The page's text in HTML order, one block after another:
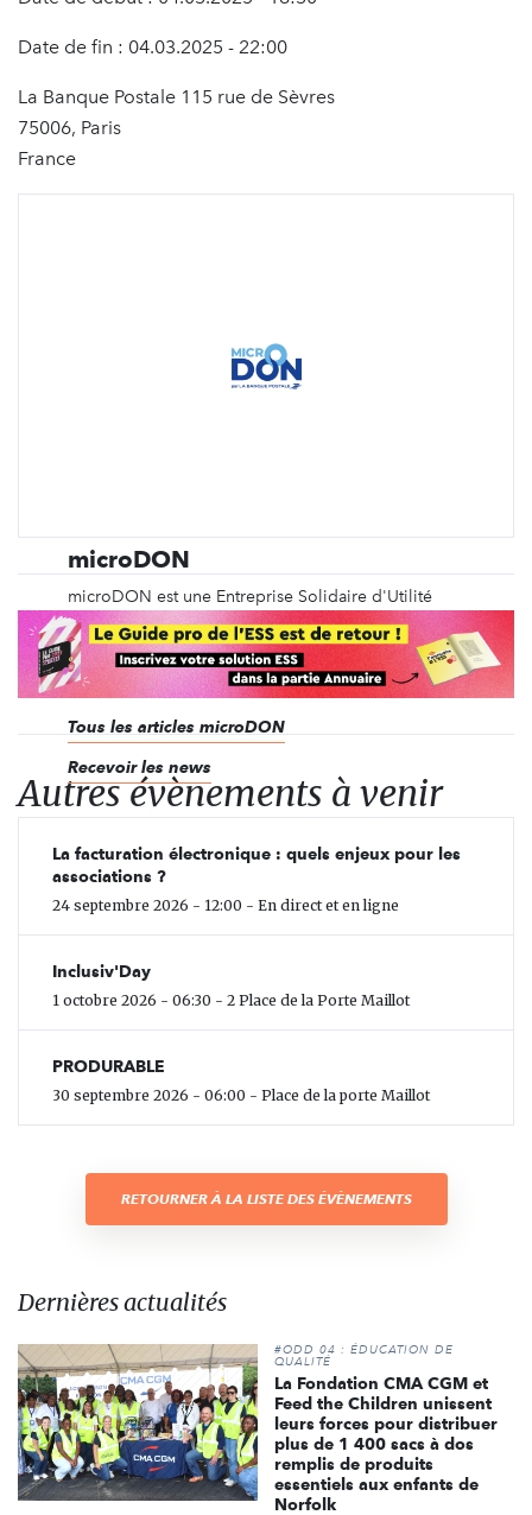
Date de fin : 04.03.2025 - 22:00
La Banque Postale 115 rue de Sèvres
75006, Paris
France
microDON
microDON est une Entreprise Solidaire d'Utilité
Sociale (ESUS) certifiée B-Corp, qui développe des
solutions innovantes pour les entreprises qui
veulent aider leurs collaborateurs ou leurs clients à
s'engager pour l'intérêt général.
Tous les articles microDON
Recevoir les news
Autres évènements à venir
La facturation électronique : quels enjeux pour les
associations ?
24 septembre 2026 - 12:00 - En direct et en ligne
Inclusiv'Day
1 octobre 2026 - 06:30 - 2 Place de la Porte Maillot
PRODURABLE
30 septembre 2026 - 06:00 - Place de la porte Maillot
RETOURNER À LA LISTE DES ÉVÈNEMENTS
Dernières actualités
#ODD 04 : ÉDUCATION DE
QUALITÉ
La Fondation CMA CGM et
Feed the Children unissent
leurs forces pour distribuer
plus de 1 400 sacs à dos
remplis de produits
essentiels aux enfants de
Norfolk